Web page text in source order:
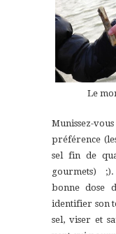
Le
Munissez-
préférence
sel fin de
gourmets)
bonne dose
identifier son
sel, viser et